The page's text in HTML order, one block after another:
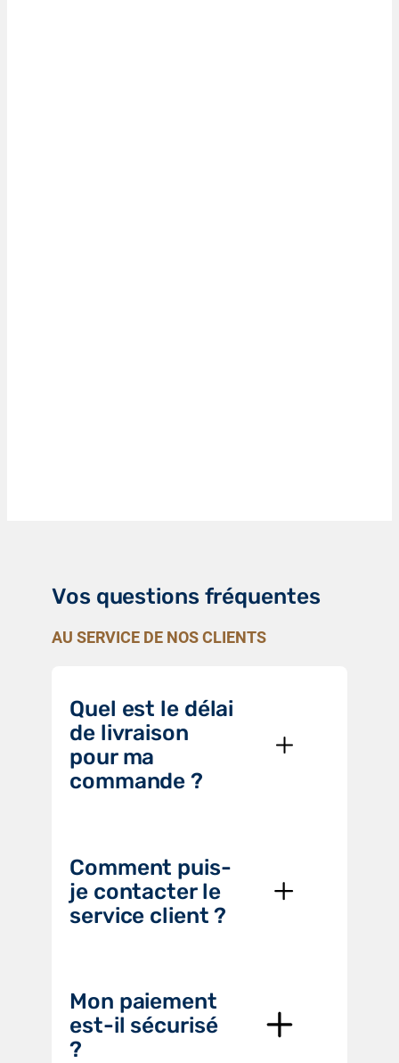
Vos questions fréquentes
AU SERVICE DE NOS CLIENTS
Quel est le délai
de livraison
pour ma
commande ?
Comment puis-
je contacter le
service client ?
Mon paiement
est-il sécurisé
?